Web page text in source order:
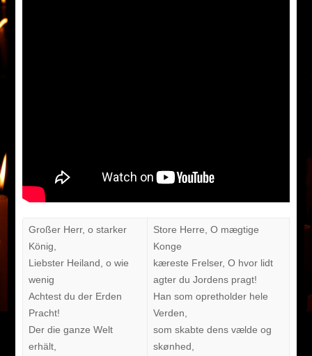
Großer Herr, o starker
König,
Liebster Heiland, o wie
wenig
Achtest du der Erden
Pracht!
Der die ganze Welt
erhält,
Store Herre, O mægtige
Konge
kæreste Frelser, O hvor lidt
agter du Jordens pragt!
Han som opretholder hele
Verden,
som skabte dens vælde og
skønhed,